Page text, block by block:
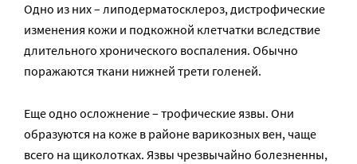
Одно из них – липодерматосклероз, дистрофические
изменения кожи и подкожной клетчатки вследствие
длительного хронического воспаления. Обычно
поражаются ткани нижней трети голеней.
Еще одно осложнение – трофические язвы. Они
образуются на коже в районе варикозных вен, чаще
всего на щиколотках. Язвы чрезвычайно болезненны,